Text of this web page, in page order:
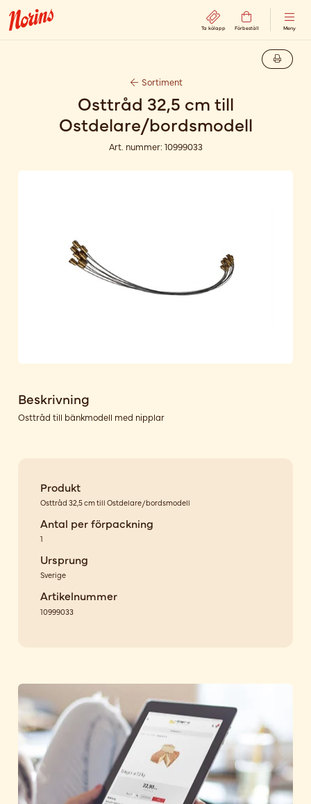
Ta kölapp Förbeställ Meny
Sortiment
Osttråd 32,5 cm till
Ostdelare/bordsmodell
Art. nummer: 10999033
Beskrivning
Osttråd till bänkmodell med nipplar
Produkt
Osttråd 32,5 cm till Ostdelare/bordsmodell
Antal per förpackning
1
Ursprung
Sverige
Artikelnummer
10999033